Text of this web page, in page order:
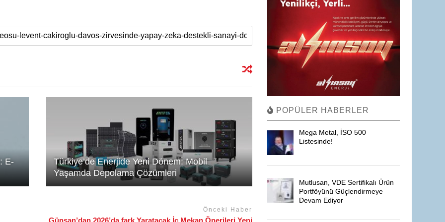
E-
Türkiye’de Enerjide Yeni Dönem: Mobil
Yaşamda Depolama Çözümleri
Önceki Haber
Günsan’dan 2026’da fark Yaratacak İç Mekan Önerileri Yeni
POPÜLER HABERLER
Mega Metal, İSO 500
Listesinde!
Mutlusan, VDE Sertifikalı Ürün
Portföyünü Güçlendirmeye
Devam Ediyor